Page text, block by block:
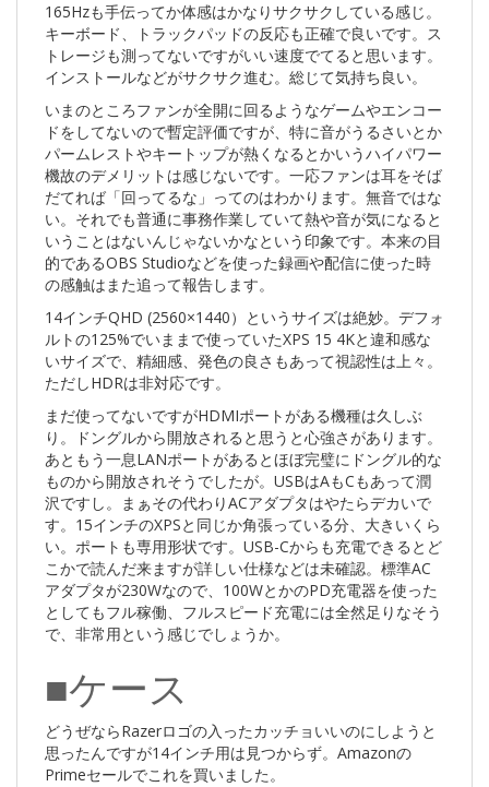
165Hzも手伝ってか体感はかなりサクサクしている感じ。
キーボード、トラックパッドの反応も正確で良いです。ス
トレージも測ってないですがいい速度でてると思います。
インストールなどがサクサク進む。総じて気持ち良い。
いまのところファンが全開に回るようなゲームやエンコー
ドをしてないので暫定評価ですが、特に音がうるさいとか
パームレストやキートップが熱くなるとかいうハイパワー
機故のデメリットは感じないです。一応ファンは耳をそば
だてれば「回ってるな」ってのはわかります。無音ではな
い。それでも普通に事務作業していて熱や音が気になると
いうことはないんじゃないかなという印象です。本来の目
的であるOBS Studioなどを使った録画や配信に使った時
の感触はまた追って報告します。
14インチQHD (2560×1440）というサイズは絶妙。デフォ
ルトの125%でいままで使っていたXPS 15 4Kと違和感な
いサイズで、精細感、発色の良さもあって視認性は上々。
ただしHDRは非対応です。
まだ使ってないですがHDMIポートがある機種は久しぶ
り。ドングルから開放されると思うと心強さがあります。
あともう一息LANポートがあるとほぼ完璧にドングル的な
ものから開放されそうでしたが。USBはAもCもあって潤
沢ですし。まぁその代わりACアダプタはやたらデカいで
す。15インチのXPSと同じか角張っている分、大きいくら
い。ポートも専用形状です。USB-Cからも充電できるとど
こかで読んだ来ますが詳しい仕様などは未確認。標準AC
アダプタが230Wなので、100WとかのPD充電器を使った
としてもフル稼働、フルスピード充電には全然足りなそう
で、非常用という感じでしょうか。
■ケース
どうぜならRazerロゴの入ったカッチョいいのにしようと
思ったんですが14インチ用は見つからず。Amazonの
Primeセールでこれを買いました。